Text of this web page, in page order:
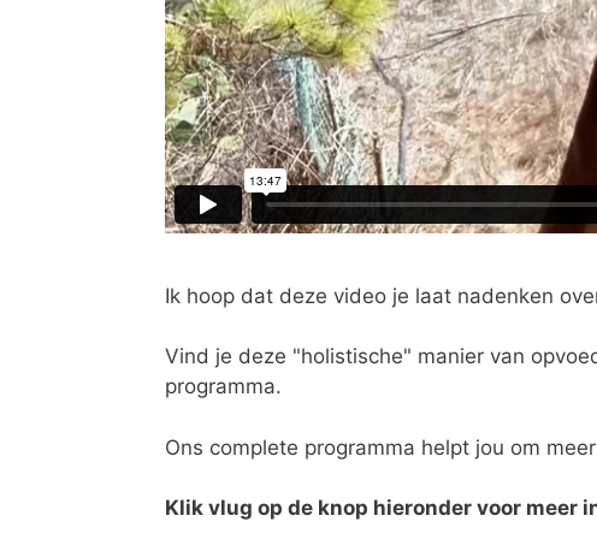
Ik hoop dat deze video je laat nadenken
Vind je deze "holistische" manier van
programma.
Ons complete programma helpt jou om
Klik vlug op de knop hieronder voor meer